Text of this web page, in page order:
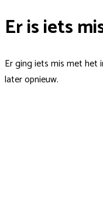
Er is iets
Er ging iets mis met het
later opnieuw.